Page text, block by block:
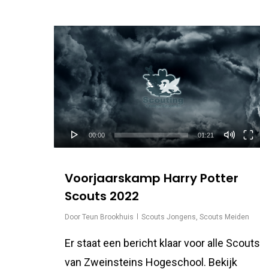
Videospeler
00:00 01:21
Voorjaarskamp Harry Potter
Scouts 2022
Door Teun Brookhuis Scouts Jongens Scouts Meiden
Er staat een bericht klaar voor alle Scouts
van Zweinsteins Hogeschool. Bekijk